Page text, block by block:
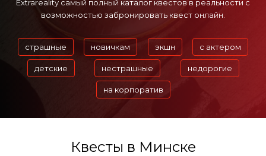
Extrareality самый полный каталог квестов в реальности с
возможностью забронировать квест онлайн.
страшные новичкам экшн с актером
детские нестрашные недорогие
на корпоратив
Квесты в Минске